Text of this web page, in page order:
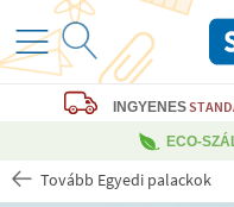
INGYENES
ECO-
Tovább Egyedi palackok